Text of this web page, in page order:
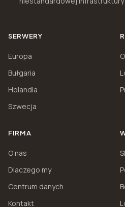
SERWERY
Europa
Bułgaria
Holandia
Szwecja
FIRMA
O nas
Dlaczego my
Centrum danych
Kontakt